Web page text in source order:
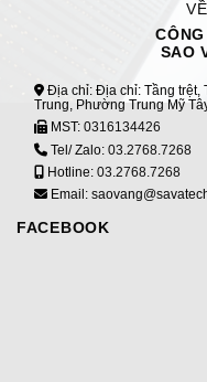
SAO
Địa chỉ: Địa chỉ: Tầng trệt,
Trung, Phường Trung Mỹ
MST: 0316134426
Tel/ Zalo: 03.2768.7268
Hotline: 03.2768.7268
Email:
FACEBOOK